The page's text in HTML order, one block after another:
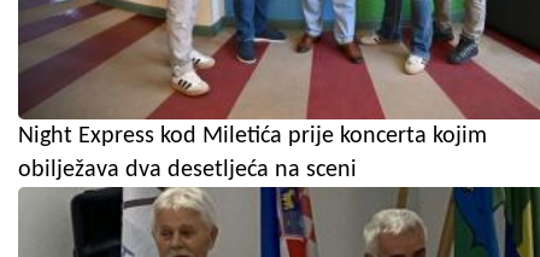
Night Express kod Miletića prije koncerta kojim
obilježava dva desetljeća na sceni